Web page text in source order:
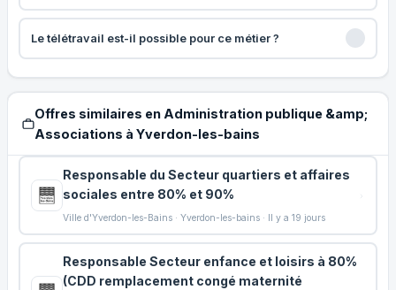
Le télétravail est-il possible pour ce métier ?
Offres similaires en Administration publique &amp;
Associations à Yverdon-les-bains
Responsable du Secteur quartiers et affaires
sociales entre 80% et 90%
Ville d'Yverdon-les-Bains · Yverdon-les-bains · Il y a 19 jours
Responsable Secteur enfance et loisirs à 80%
(CDD remplacement congé maternité